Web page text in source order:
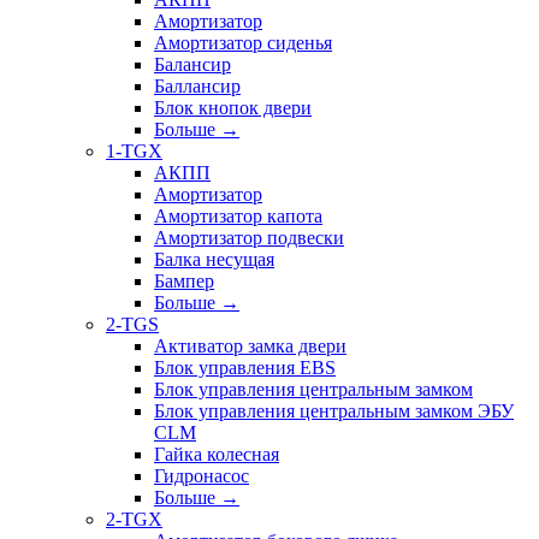
Амортизатор
Амортизатор сиденья
Балансир
Баллансир
Блок кнопок двери
Больше →
1-TGX
АКПП
Амортизатор
Амортизатор капота
Амортизатор подвески
Балка несущая
Бампер
Больше →
2-TGS
Активатор замка двери
Блок управления EBS
Блок управления центральным замком
Блок управления центральным замком ЭБУ
CLM
Гайка колесная
Гидронасос
Больше →
2-TGX